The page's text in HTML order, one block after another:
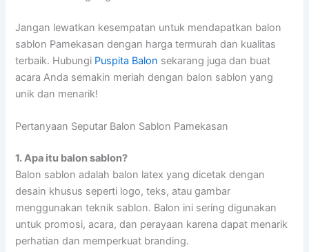
Jangan lewatkan kesempatan untuk mendapatkan balon
sablon Pamekasan dengan harga termurah dan kualitas
terbaik. Hubungi Puspita Balon sekarang juga dan buat
acara Anda semakin meriah dengan balon sablon yang
unik dan menarik!
Pertanyaan Seputar Balon Sablon Pamekasan
1. Apa itu balon sablon?
Balon sablon adalah balon latex yang dicetak dengan
desain khusus seperti logo, teks, atau gambar
menggunakan teknik sablon. Balon ini sering digunakan
untuk promosi, acara, dan perayaan karena dapat menarik
perhatian dan memperkuat branding.